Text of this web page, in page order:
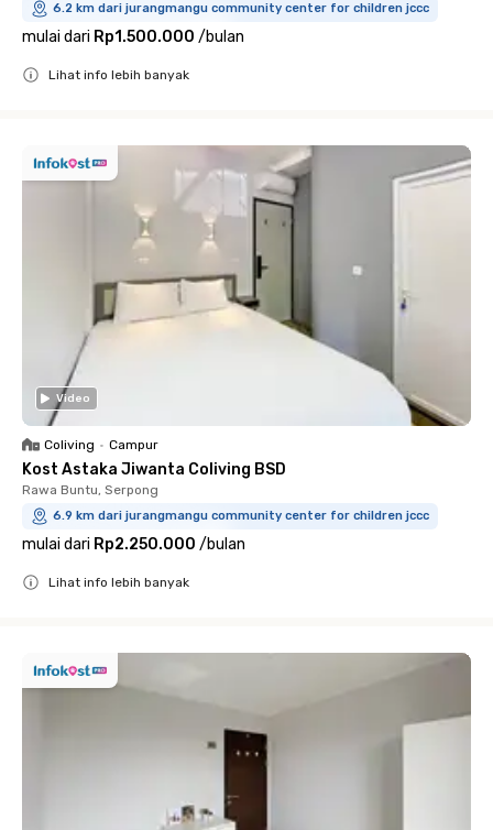
6.2 km dari jurangmangu community center for children jccc
mulai dari Rp1.500.000 /bulan
Lihat info lebih banyak
Video
Coliving • Campur
Kost Astaka Jiwanta Coliving BSD
Rawa Buntu, Serpong
6.9 km dari jurangmangu community center for children jccc
mulai dari Rp2.250.000 /bulan
Lihat info lebih banyak